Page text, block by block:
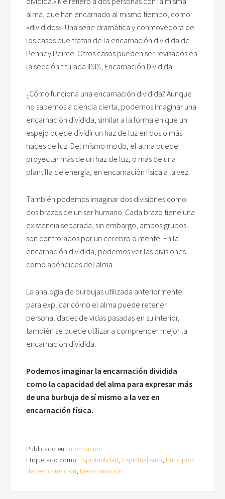
alma, que han encarnado al mismo tiempo, como
«divididos». Una serie dramática y conmovedora de
los casos que tratan de la encarnación dividida de
Penney Peirce. Otros casos pueden ser revisados ​​en
la sección titulada IISIS, Encarnación Dividida.
¿Cómo funciona una encarnación dividida? Aunque
no sabemos a ciencia cierta, podemos imaginar una
encarnación dividida, similar a la forma en que un
espejo puede dividir un haz de luz en dos o más
haces de luz. Del mismo modo, el alma puede
proyectar más de un haz de luz, o más de una
plantilla de energía, en encarnación física a la vez.
También podemos imaginar dos divisiones como
dos brazos de un ser humano. Cada brazo tiene una
existencia separada, sin embargo, ambos grupos
son controlados por un cerebro o mente. En la
encarnación dividida, podemos ver las divisiones
como apéndices del alma.
La analogía de burbujas utilizada anteriormente
para explicar cómo el alma puede retener
personalidades de vidas pasadas en su interior,
también se puede utilizar a comprender mejor la
encarnación dividida.
Podemos imaginar la encarnación dividida
como la capacidad del alma para expresar más
de una burbuja de sí mismo a la vez en
encarnación física.
Publicado en: Información
Etiquetado como: Espiritualidad, Espiritualismo, Principios
de reencarnación, Reencarnación